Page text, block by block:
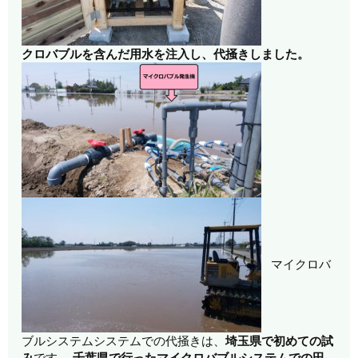
クロバブルを含んだ用水を注入し、代掻きしました。
マイクロバ
ブルシステムシステムでの代掻きは、埼玉県で初めての試